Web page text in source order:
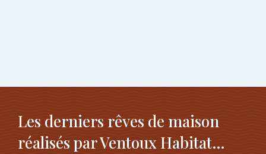
Les derniers rêves de maison
réalisés par Ventoux Habitat…